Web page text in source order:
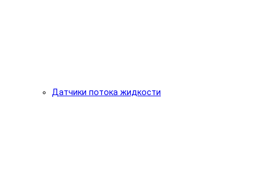
Датчики потока жидкости